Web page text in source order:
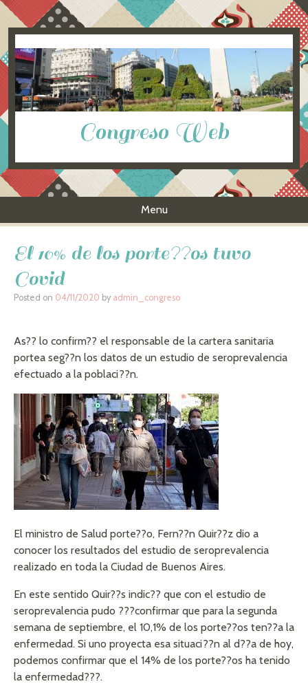
Congreso Web
Menu
El 10% de los porte??os tuvo
Covid
Posted on 04/11/2020 by admin_congreso
As?? lo confirm?? el responsable de la cartera sanitaria
portea seg??n los datos de un estudio de seroprevalencia
efectuado a la poblaci??n.
El ministro de Salud porte??o, Fern??n Quir??z dio a
conocer los resultados del estudio de seroprevalencia
realizado en toda la Ciudad de Buenos Aires.
En este sentido Quir??s indic?? que con el estudio de
seroprevalencia pudo ???confirmar que para la segunda
semana de septiembre, el 10,1% de los porte??os ten??a la
enfermedad. Si uno proyecta esa situaci??n al d??a de hoy,
podemos confirmar que el 14% de los porte??os ha tenido
la enfermedad???.